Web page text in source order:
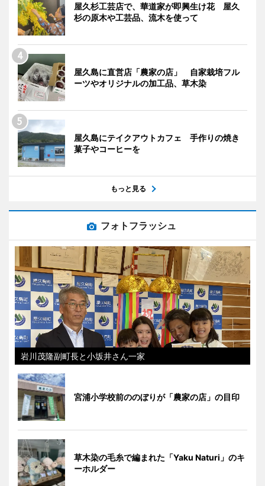
屋久杉工芸店で、華道家が即興生け花 屋久
杉の原木や工芸品、流木を使って
屋久島に直営店「農家の店」 自家栽培フル
ーツやオリジナルの加工品、草木染
屋久島にテイクアウトカフェ 手作りの焼き
菓子やコーヒーを
もっと見る
フォトフラッシュ
岩川茂隆副町長と小坂井さん一家
宮浦小学校前ののぼりが「農家の店」の目印
草木染の毛糸で編まれた「Yaku Naturi」のキ
ーホルダー